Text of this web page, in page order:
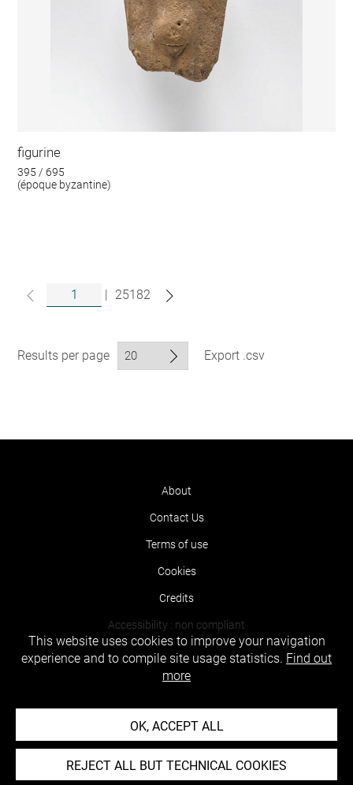
figurine
395 / 695
(époque byzantine)
| 25182
Results per page Export .csv
About
Contact Us
Terms of use
Cookies
Credits
Accessibility : non compliant
This website uses cookies to improve your navigation
experience and to compile site usage statistics. Find out
more
OK, ACCEPT ALL
REJECT ALL BUT TECHNICAL COOKIES